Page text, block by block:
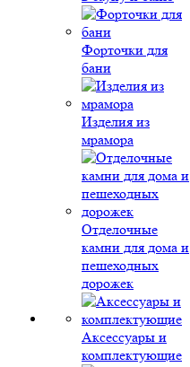
Форточки для
бани
Изделия из
мрамора
Отделочные
камни для дома и
пешеходных
дорожек
Аксессуары и
комплектующие